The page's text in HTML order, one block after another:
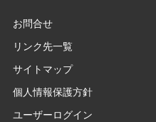
お問合せ
リンク先一覧
サイトマップ
個人情報保護方針
ユーザーログイン